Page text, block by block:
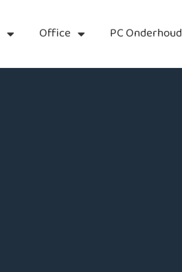
Office PC Onderhoud